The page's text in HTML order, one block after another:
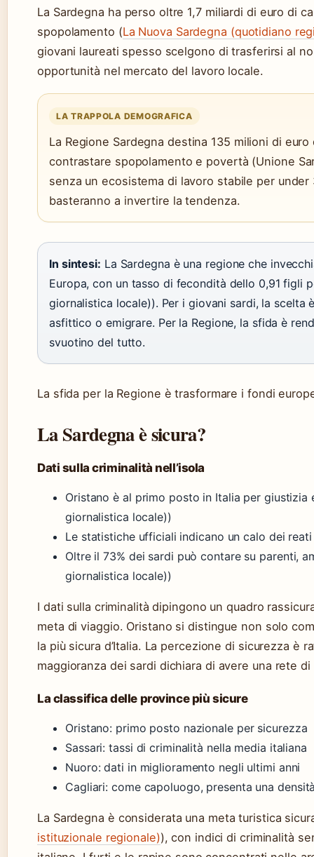
La Sardegna ha perso oltre 1,7 miliardi di euro di
spopolamento (La Nuova Sardegna (quotidiano
giovani laureati spesso scelgono di trasferirsi al
opportunità nel mercato del lavoro locale.
LA TRAPPOLA DEMOGRAFICA
La Regione Sardegna destina 135 milioni di
contrastare spopolamento e povertà (Unione
senza un ecosistema di lavoro stabile per
basteranno a invertire la tendenza.
In sintesi: La Sardegna è una regione che
Europa, con un tasso di fecondità dello 0,91 figli
giornalistica locale)). Per i giovani sardi, la scelta
asfittico o emigrare. Per la Regione, la sfida è
svuotino del tutto.
La sfida per la Regione è trasformare i fondi
La Sardegna è sicura?
Dati sulla criminalità nell’isola
Oristano è al primo posto in Italia per
giornalistica locale))
Le statistiche ufficiali indicano un calo dei
Oltre il 73% dei sardi può contare su parenti,
giornalistica locale))
I dati sulla criminalità dipingono un quadro
meta di viaggio. Oristano si distingue non solo
la più sicura d’Italia. La percezione di sicurezza è
maggioranza dei sardi dichiara di avere una rete
La classifica delle province più sicure
Oristano: primo posto nazionale per sicurezza
Sassari: tassi di criminalità nella media italiana
Nuoro: dati in miglioramento negli ultimi anni
Cagliari: come capoluogo, presenta una
La Sardegna è considerata una meta turistica
istituzionale regionale)), con indici di criminalità